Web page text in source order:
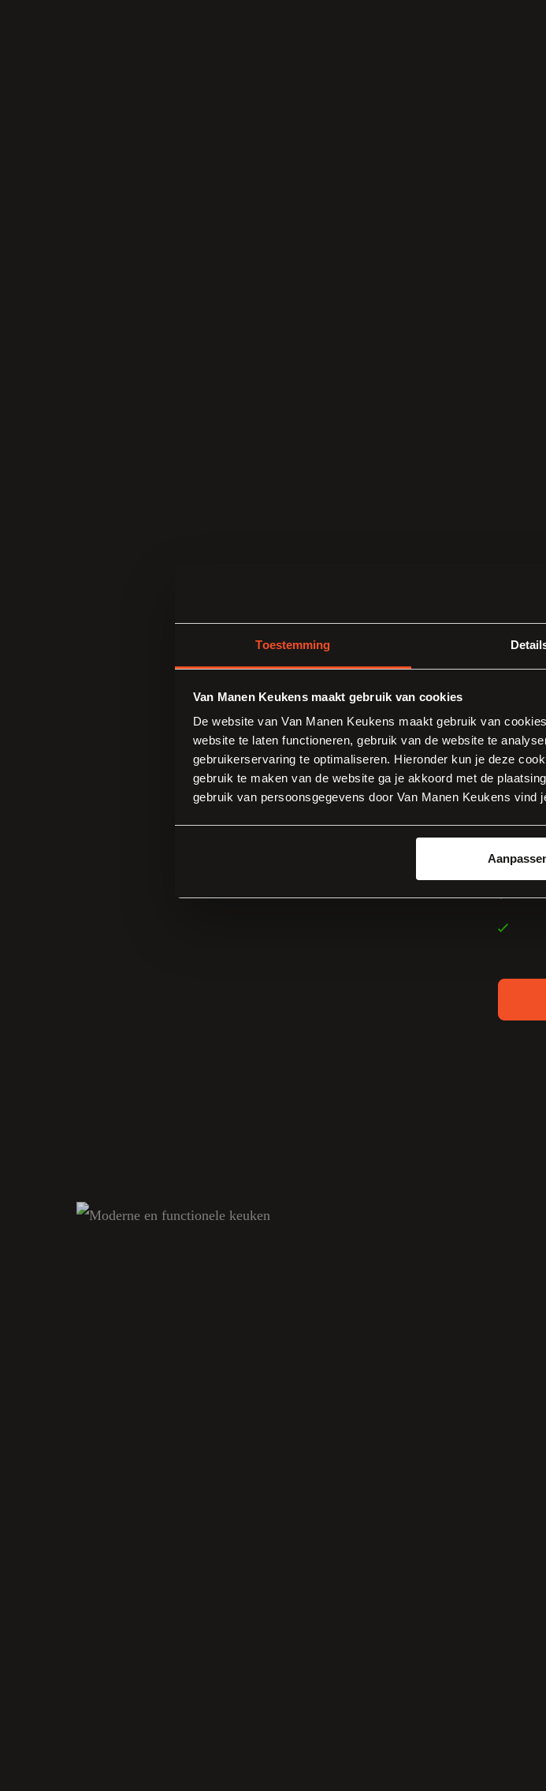
Toestemming
Van Manen Keukens maakt gebruik van cookies
De website van Van Manen Keukens maakt gebruik van
website te laten functioneren, gebruik van de website te
gebruikerservaring te optimaliseren. Hieronder kun je deze
gebruik te maken van de website ga je akkoord met de
gebruik van persoonsgegevens door Van Manen Keukens vind